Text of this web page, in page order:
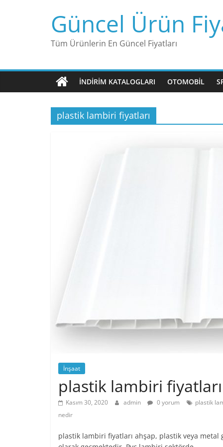
Güncel Ürün
Tüm Ürünlerin En Güncel Fiyatları
İNDIRIM KATALOGLARI OTOMOBIL
plastik lambiri fiyatları
İnşaat
plastik lambiri fiyatları
Kasım 30, 2020 admin 0 yorum plastik
nedir
plastik lambiri fiyatları ahşap, plastik veya